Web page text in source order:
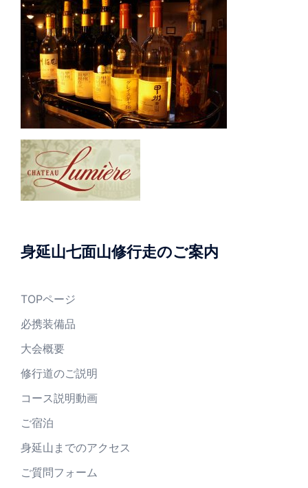
身延山七面山修行走のご案内
TOPページ
必携装備品
大会概要
修行道のご説明
コース説明動画
ご宿泊
身延山までのアクセス
ご質問フォーム